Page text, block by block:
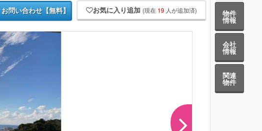
お問い合わせ【無料】 お気に入り追加 (現在 19 人が追加済) 物件
情報
会社
情報
関連
物件